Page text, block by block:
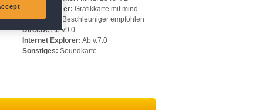
Videospeicher: Grafikkarte mit mind.
512 MB, 3D-Beschleuniger empfohlen
DirectX:Ab v9.0
Internet Explorer: Ab v.7.0
Sonstiges: Soundkarte